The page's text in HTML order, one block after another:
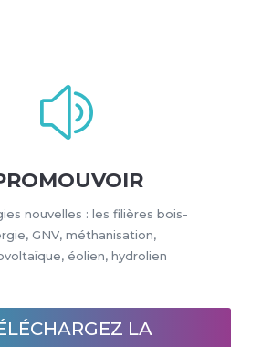
z
nouvelles : les filières bois-
GNV, méthanisation,
éolien, hydrolien
LA